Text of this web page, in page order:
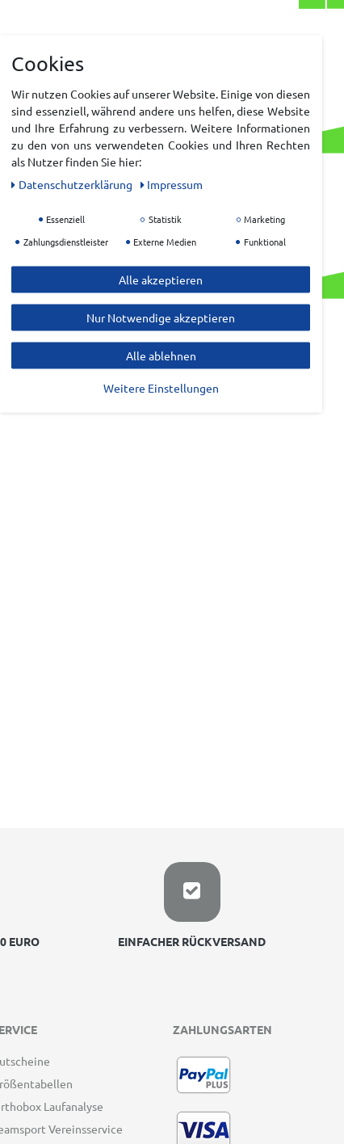
EURO EINFACHER RÜCKVERSAND
Laufanalyse
Vereinsservice
ZAHLUNGSARTEN
Cookies
Wir nutzen Cookies auf unserer Website. Einige von diesen
sind essenziell, während andere uns helfen, diese Website
und Ihre Erfahrung zu verbessern. Weitere Informationen
zu den von uns verwendeten Cookies und Ihren Rechten
als Nutzer finden Sie hier:
Daten­schutz­erklärung
Impressum
Essenziell Statistik
Marketing
Zahlungsdienstleister
Externe Medien Funktional
Alle akzeptieren
Nur Notwendige akzeptieren
Alle ablehnen
Weitere Einstellungen